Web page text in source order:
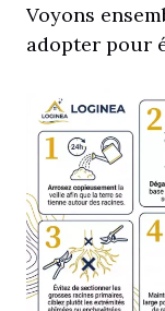
Voyons
adopter pour